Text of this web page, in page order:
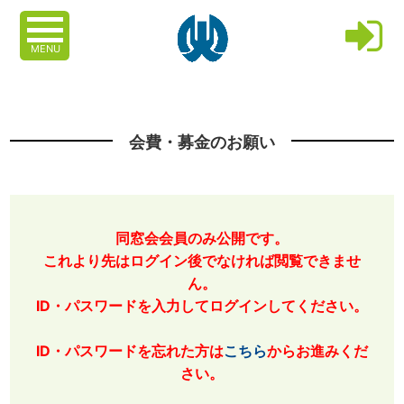
MENU
会費・募金のお願い
同窓会会員のみ公開です。
これより先はログイン後でなければ閲覧できませ
ん。
ID・パスワードを入力してログインしてください。
ID・パスワードを忘れた方はこちらからお進みくだ
さい。